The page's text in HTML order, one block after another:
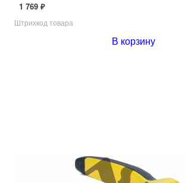
1 769 ₽
Штрихкод товара
В корзину